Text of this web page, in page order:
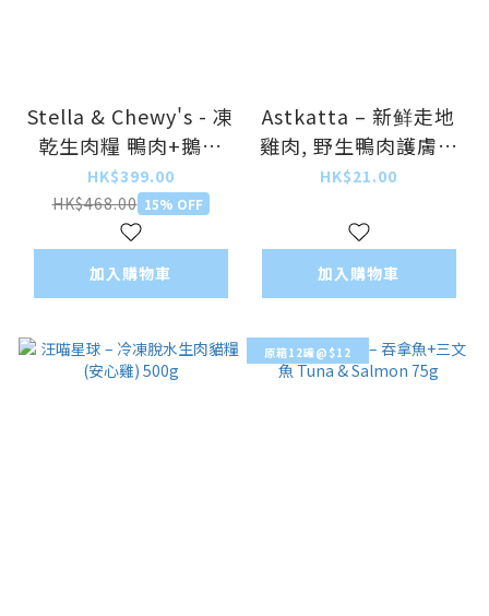
Stella & Chewy's - 凍
乾生肉糧 鴨肉+鵝肉
Freeze Dried Duck
Duck Goose
510g/18oz
HK$399.00
HK$468.00 15% OFF
加入購物車
Astkatta – 新鲜走地
雞肉, 野生鴨肉護膚美
毛配方 (低磷)
170g (大)
HK$21.00
加入購物車
原箱12罐@$12